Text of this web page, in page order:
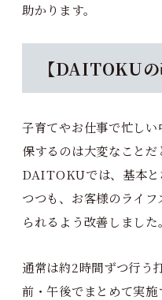
助かります。
【DAITOKUの
子育てやお仕事で忙し
保するのは大変なこと
DAITOKUでは、基本と
つつも、お客様のライ
られるよう改善しました。
通常は約2時間ずつ行う
前・午後でまとめて実